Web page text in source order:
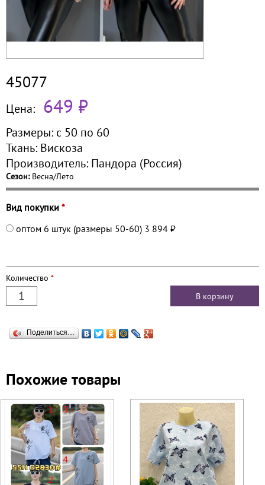
45077
Цена: 649 ₽
Размеры: с 50 по 60
Ткань: Вискоза
Производитель: Пандора (Россия)
Сезон: Весна/Лето
Вид покупки *
оптом 6 штук (размеры 50-60) 3 894 ₽
Количество *
Поделиться…
Похожие товары